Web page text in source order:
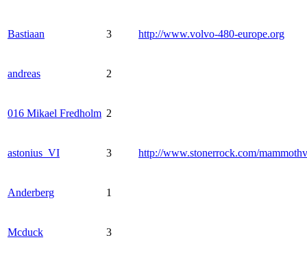
Bastiaan 3 http://www.volvo-480-europe.org
andreas 2
016 Mikael Fredholm 2
astonius_VI 3 http://www.stonerrock.com/
Anderberg 1
Mcduck 3